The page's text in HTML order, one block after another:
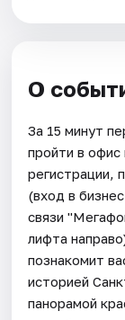
О
За 15 минут
пройти в
регистрации,
(вход в
связи
лифта
познакомит
историей
панорамой